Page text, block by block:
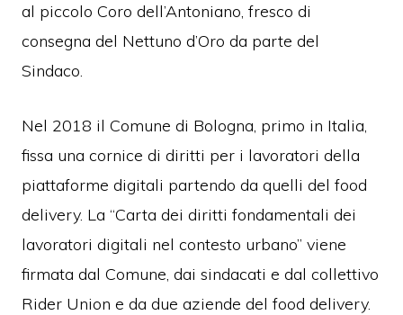
al piccolo Coro dell’Antoniano, fresco di
consegna del Nettuno d’Oro da parte del
Sindaco.
Nel 2018 il Comune di Bologna, primo in Italia,
fissa una cornice di diritti per i lavoratori della
piattaforme digitali partendo da quelli del food
delivery. La “Carta dei diritti fondamentali dei
lavoratori digitali nel contesto urbano” viene
firmata dal Comune, dai sindacati e dal collettivo
Rider Union e da due aziende del food delivery.